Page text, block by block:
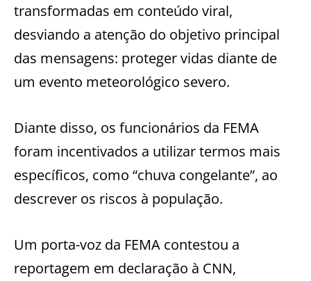
transformadas em conteúdo viral,
desviando a atenção do objetivo principal
das mensagens: proteger vidas diante de
um evento meteorológico severo.
Diante disso, os funcionários da FEMA
foram incentivados a utilizar termos mais
específicos, como “chuva congelante”, ao
descrever os riscos à população.
Um porta-voz da FEMA contestou a
reportagem em declaração à CNN,